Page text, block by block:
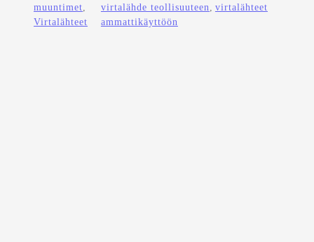
–
4
muuntimet
Virtalähteet
virtalähde teollisuuteen
virtalähteet
ammattikäyttöön